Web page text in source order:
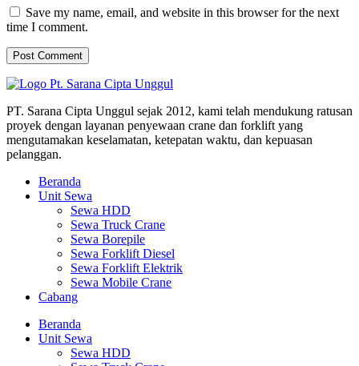
Save my name, email, and website in this browser for the next
time I comment.
PT. Sarana Cipta Unggul sejak 2012, kami telah mendukung ratusan
proyek dengan layanan penyewaan crane dan forklift yang
mengutamakan keselamatan, ketepatan waktu, dan kepuasan
pelanggan.
Beranda
Unit Sewa
Sewa HDD
Sewa Truck Crane
Sewa Borepile
Sewa Forklift Diesel
Sewa Forklift Elektrik
Sewa Mobile Crane
Cabang
Beranda
Unit Sewa
Sewa HDD